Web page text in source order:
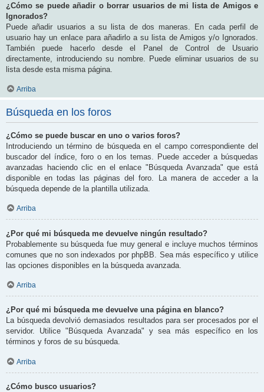
¿Cómo se puede añadir o borrar usuarios de mi lista de Amigos e
Ignorados?
Puede añadir usuarios a su lista de dos maneras. En cada perfil de
usuario hay un enlace para añadirlo a su lista de Amigos y/o Ignorados.
También puede hacerlo desde el Panel de Control de Usuario
directamente, introduciendo su nombre. Puede eliminar usuarios de su
lista desde esta misma página.
Arriba
Búsqueda en los foros
¿Cómo se puede buscar en uno o varios foros?
Introduciendo un término de búsqueda en el campo correspondiente del
buscador del índice, foro o en los temas. Puede acceder a búsquedas
avanzadas haciendo clic en el enlace "Búsqueda Avanzada" que está
disponible en todas las páginas del foro. La manera de acceder a la
búsqueda depende de la plantilla utilizada.
Arriba
¿Por qué mi búsqueda me devuelve ningún resultado?
Probablemente su búsqueda fue muy general e incluye muchos términos
comunes que no son indexados por phpBB. Sea más específico y utilice
las opciones disponibles en la búsqueda avanzada.
Arriba
¿Por qué mi búsqueda me devuelve una página en blanco?
La búsqueda devolvió demasiados resultados para ser procesados por el
servidor. Utilice "Búsqueda Avanzada" y sea más específico en los
términos y foros de su búsqueda.
Arriba
¿Cómo busco usuarios?